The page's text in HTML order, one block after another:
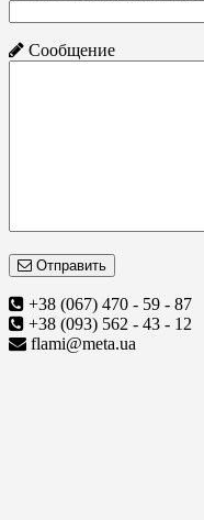
Сообщение
Отправить
+38 (067) 470 - 59 - 87
+38 (093) 562 - 43 - 12
flami@meta.ua